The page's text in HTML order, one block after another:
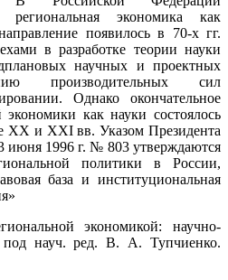
региональная экономика как
появилось в 70-х гг.
в разработке теории науки
научных и проектных
производительных сил
Однако окончательное
экономики как науки состоялось
ХХ и ХХI вв. Указом Президента
июня 1996 г. № 803 утверждаются
политики в России,
база и институциональная
экономикой: научно-
под науч. ред. В. А. Тупчиенко.